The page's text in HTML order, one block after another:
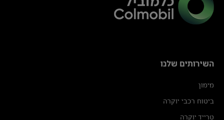
השירותים שלנו
מימון
ביטוח רכבי יוקרה
טרייד יוקרה